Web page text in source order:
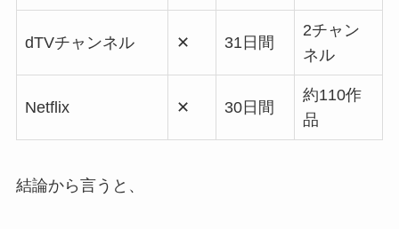
dTVチャンネル ✕ 31日間
2チャン
ネル
Netflix ✕ 30日間
約110作
品
結論から言うと、